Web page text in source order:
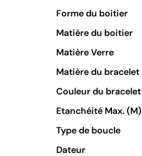
Forme du boitier
Matière du boitier
Matière Verre
Matière du bracelet
Couleur du bracelet
Etanchéité Max. (M)
Type de boucle
Dateur